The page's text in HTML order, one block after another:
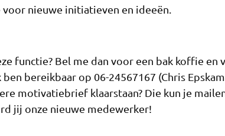
nieuwe initiatieven en ideeën.
functie? Bel me dan voor een bak koffie en
bereikbaar op 06-24567167 (Chris
motivatiebrief klaarstaan? Die kun je
jij onze nieuwe medewerker!